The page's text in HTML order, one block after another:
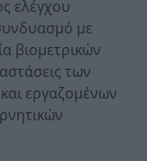
ελέγχου
με
βιομετρικών
των
εργαζομένων